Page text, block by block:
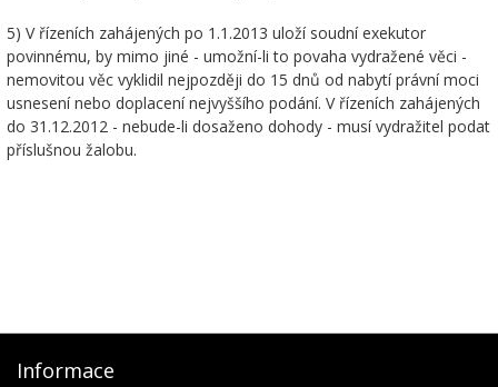
5) V řízeních zahájených po 1.1.2013 uloží soudní exekutor
povinnému, by mimo jiné - umožní-li to povaha vydražené věci -
nemovitou věc vyklidil nejpozději do 15 dnů od nabytí právní moci
usnesení nebo doplacení nejvyššího podání. V řízeních zahájených
do 31.12.2012 - nebude-li dosaženo dohody - musí vydražitel podat
příslušnou žalobu.
Informace